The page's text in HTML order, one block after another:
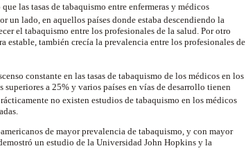
las tasas de tabaquismo entre enfermeras y médicos
un lado, en aquellos países donde estaba descendiendo la
el tabaquismo entre los profesionales de la salud. Por otro
estable, también crecía la prevalencia entre los profesionales de
constante en las tasas de tabaquismo de los médicos en los
a 25% y varios países en vías de desarrollo tienen
no existen estudios de tabaquismo en los médicos
de mayor prevalencia de tabaquismo, y con mayor
un estudio de la Universidad John Hopkins y la